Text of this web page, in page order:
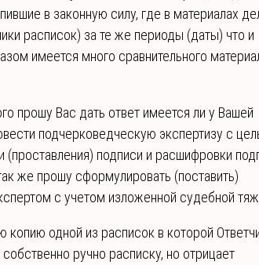
в законную силу, где в материалах
расписок) за те же периоды (даты) что и
имеется много сравнительного
прошу Вас дать ответ имеется ли у Вашей
подчерковедческую экспертизу с
(проставления) подписи и расшифровки
же прошу сформулировать (поставить)
с учетом изложенной судебной
копию одной из расписок в которой
ручно расписку, но отрицает